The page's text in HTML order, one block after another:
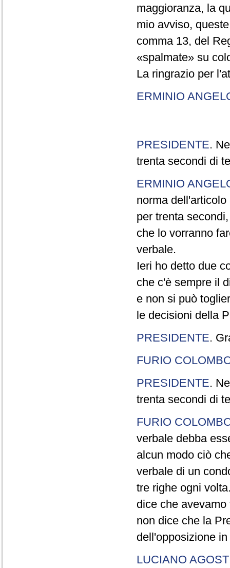
maggioranza, la
mio avviso,
comma 13, del
«spalmate» su
La ringrazio per
ERMINIO
PRESIDENTE.
trenta secondi di
ERMINIO
norma
per trenta
che lo vorranno
verbale.
Ieri ho detto due
che c'è sempre il
e non si può
le decisioni della
PRESIDENTE.
FURIO
PRESIDENTE.
trenta secondi di
FURIO
verbale debba
alcun modo ciò
verbale di un
tre righe ogni
dice che
non dice che la
dell'opposizione
LUCIANO